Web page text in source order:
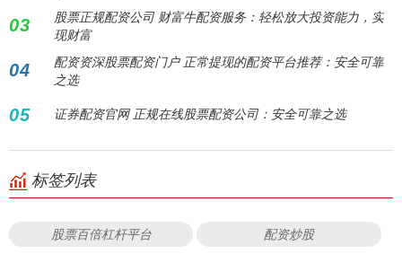
03
股票正规配资公司 财富牛配资服务：轻松放大投资能力，实
现财富
04
配资资深股票配资门户 正常提现的配资平台推荐：安全可靠
之选
05 证券配资官网 正规在线股票配资公司：安全可靠之选
标签列表
股票百倍杠杆平台 配资炒股